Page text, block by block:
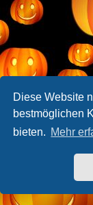
Diese Website
bestmöglichen
bieten. Mehr